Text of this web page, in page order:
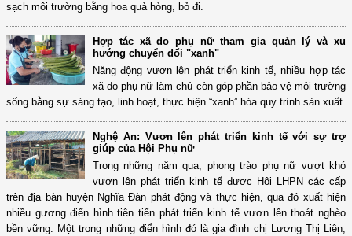
sạch môi trường bằng hoa quả hỏng, bỏ đi.
Hợp tác xã do phụ nữ tham gia quản lý và xu
hướng chuyển đổi "xanh"
Năng động vươn lên phát triển kinh tế, nhiều hợp tác
xã do phụ nữ làm chủ còn góp phần bảo vệ môi trường
sống bằng sự sáng tạo, linh hoạt, thực hiện “xanh” hóa quy trình sản xuất.
Nghệ An: Vươn lên phát triển kinh tế với sự trợ
giúp của Hội Phụ nữ
Trong những năm qua, phong trào phụ nữ vượt khó
vươn lên phát triển kinh tế được Hội LHPN các cấp
trên địa bàn huyện Nghĩa Đàn phát động và thực hiện, qua đó xuất hiện
nhiều gương điển hình tiên tiến phát triển kinh tế vươn lên thoát nghèo
bền vững. Một trong những điển hình đó là gia đình chị Lương Thị Liên,